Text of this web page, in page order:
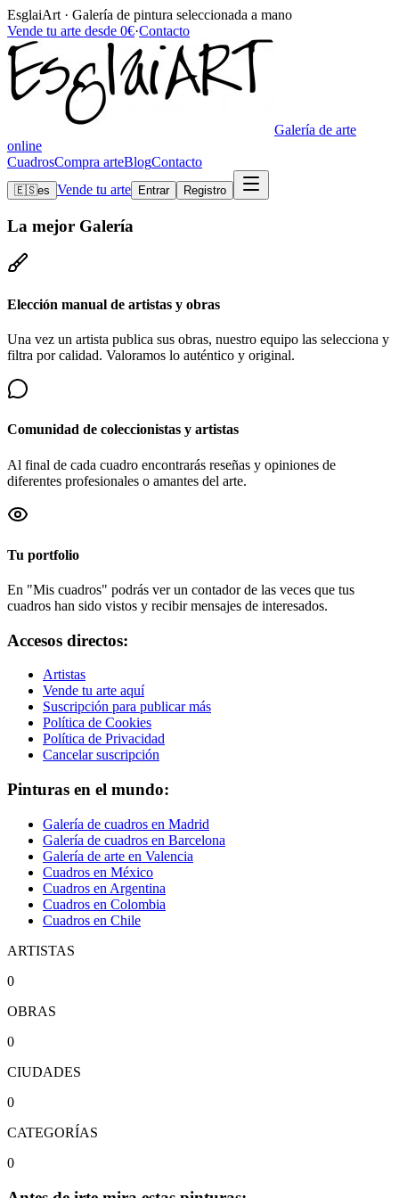
EsglaiArt · Galería de pintura seleccionada a mano
Vende tu arte desde 0€·Contacto
Galería de arte
online
CuadrosCompra arteBlogContacto
🇪🇸es Vende tu arte Entrar Registro
La mejor Galería
Elección manual de artistas y obras
Una vez un artista publica sus obras, nuestro equipo las selecciona y
filtra por calidad. Valoramos lo auténtico y original.
Comunidad de coleccionistas y artistas
Al final de cada cuadro encontrarás reseñas y opiniones de
diferentes profesionales o amantes del arte.
Tu portfolio
En "Mis cuadros" podrás ver un contador de las veces que tus
cuadros han sido vistos y recibir mensajes de interesados.
Accesos directos:
Artistas
Vende tu arte aquí
Suscripción para publicar más
Política de Cookies
Política de Privacidad
Cancelar suscripción
Pinturas en el mundo:
Galería de cuadros en Madrid
Galería de cuadros en Barcelona
Galería de arte en Valencia
Cuadros en México
Cuadros en Argentina
Cuadros en Colombia
Cuadros en Chile
ARTISTAS
0
OBRAS
0
CIUDADES
0
CATEGORÍAS
0